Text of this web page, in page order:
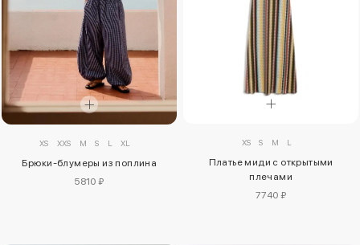
XS XXS M S L XL
Брюки-блумеры из поплина
5810 ₽
XS S M L
Платье миди с открытыми
плечами
7740 ₽